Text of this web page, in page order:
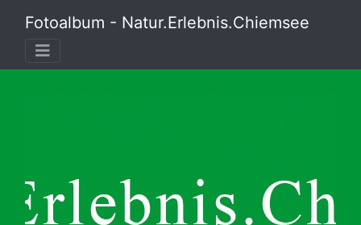
Fotoalbum - Natur.Erlebnis.Chiemsee